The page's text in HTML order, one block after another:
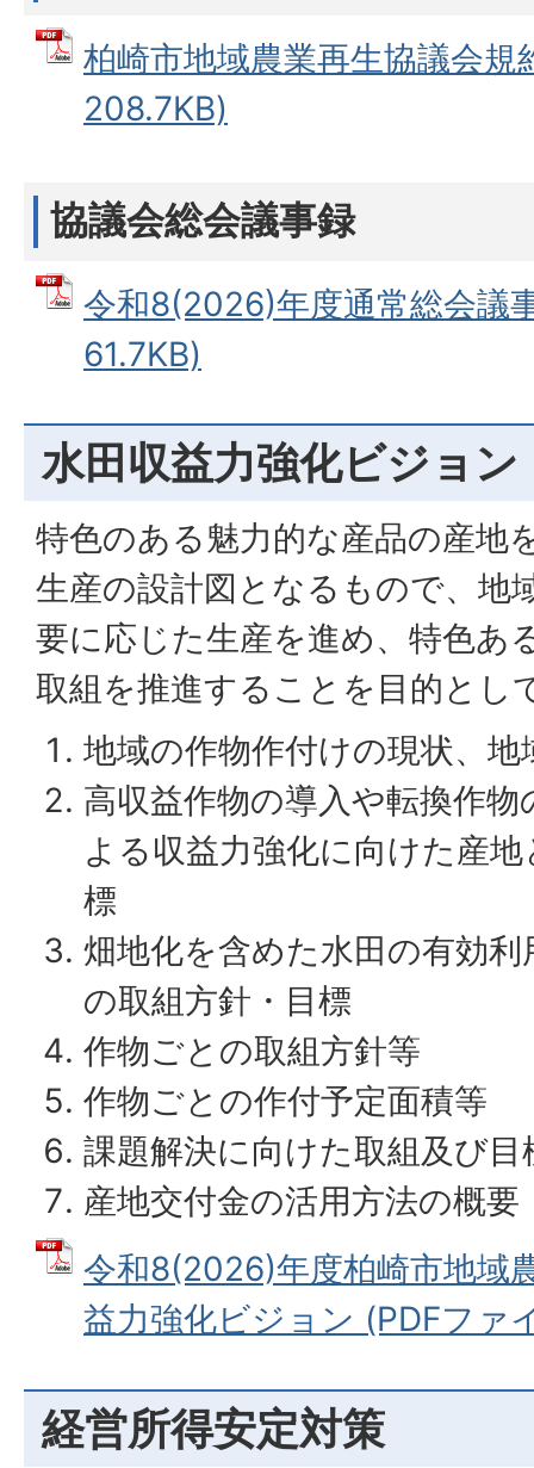
柏崎市地域農業再生協議会規
208.7KB)
協議会総会議事録
令和8(2026)年度通常総会議
61.7KB)
水田収益力強化ビジョン
特色のある魅力的な産品の産地
生産の設計図となるもので、地
要に応じた生産を進め、特色あ
取組を推進することを目的とし
地域の作物作付けの現状、
高収益作物の導入や転換作
よる収益力強化に向けた産
標
畑地化を含めた水田の有効
の取組方針・目標
作物ごとの取組方針等
作物ごとの作付予定面積等
課題解決に向けた取組及び目
産地交付金の活用方法の概要
令和8(2026)年度柏崎市地域
益力強化ビジョン (PDFファ
経営所得安定対策